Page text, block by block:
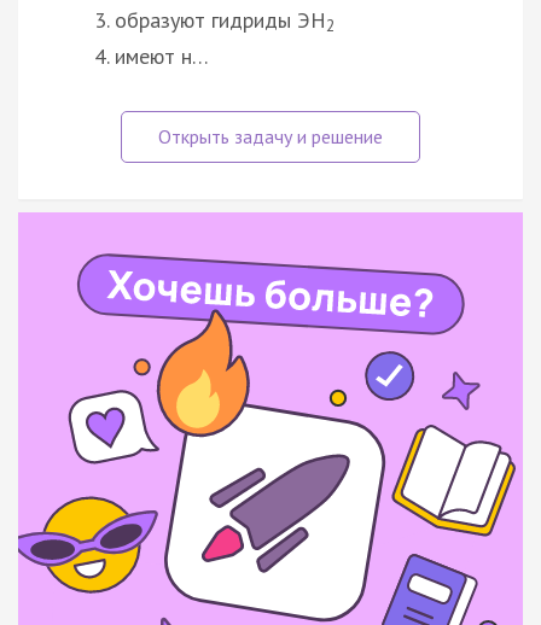
образуют гидриды ЭН2
имеют н…